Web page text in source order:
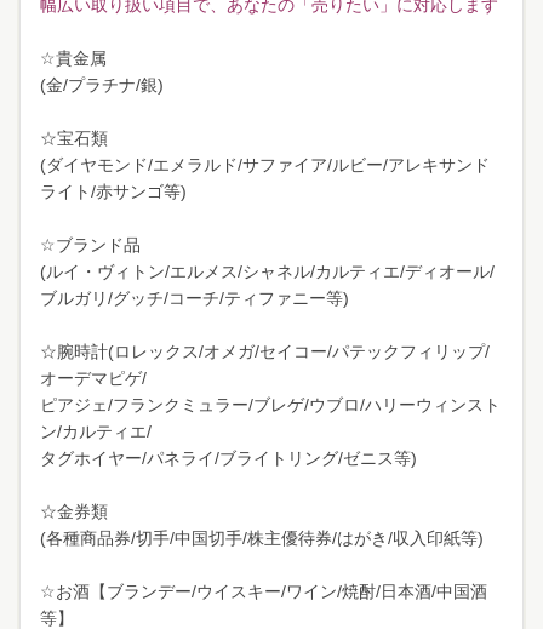
幅広い取り扱い項目で、あなたの「売りたい」に対応します
☆貴金属
(金/プラチナ/銀)
☆宝石類
(ダイヤモンド/エメラルド/サファイア/ルビー/アレキサンド
ライト/赤サンゴ等)
☆ブランド品
(ルイ・ヴィトン/エルメス/シャネル/カルティエ/ディオール/
ブルガリ/グッチ/コーチ/ティファニー等)
☆腕時計(ロレックス/オメガ/セイコー/パテックフィリップ/
オーデマピゲ/
ピアジェ/フランクミュラー/ブレゲ/ウブロ/ハリーウィンスト
ン/カルティエ/
タグホイヤー/パネライ/ブライトリング/ゼニス等)
☆金券類
(各種商品券/切手/中国切手/株主優待券/はがき/収入印紙等)
☆お酒【ブランデー/ウイスキー/ワイン/焼酎/日本酒/中国酒
等】